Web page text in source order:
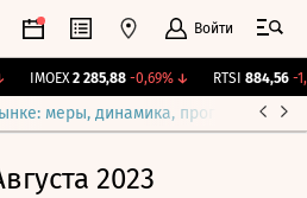
Войти
IMOEX 2 285,88 -0,69%↓ RTSI 884,56 -
меры, динамика, прогнозы
2023